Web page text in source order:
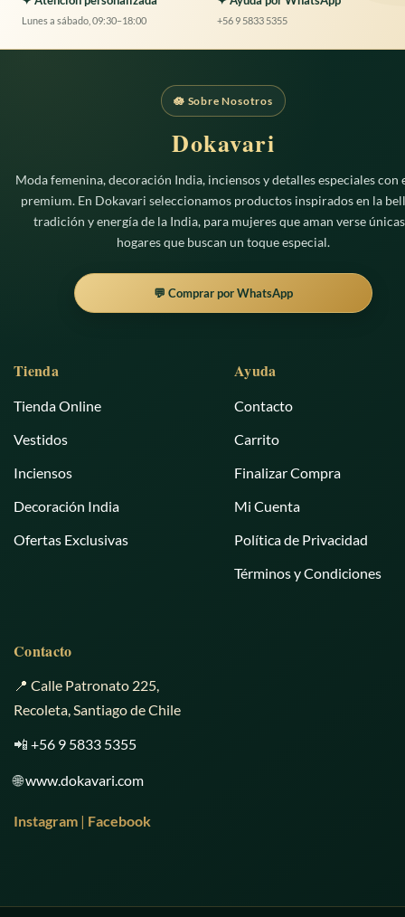
Lunes a sábado, 09:30–18:00 +56 9 5833 5355
🪷 Sobre Nosotros
Dokavari
Moda femenina, decoración India, inciensos y detalles especiales con
premium. En Dokavari seleccionamos productos inspirados en la
tradición y energía de la India, para mujeres que aman verse
hogares que buscan un toque especial.
💬 Comprar por WhatsApp
Tienda
Tienda Online
Vestidos
Inciensos
Decoración India
Ofertas Exclusivas
Ayuda
Contacto
Carrito
Finalizar Compra
Mi Cuenta
Política de Privacidad
Términos y Condiciones
Contacto
📍 Calle Patronato 225,
Recoleta, Santiago de Chile
📲 +56 9 5833 5355
🌐www.dokavari.com
Instagram | Facebook